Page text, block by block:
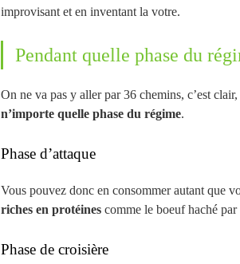
improvisant et en inventant la votre.
Pendant quelle phase du
On ne va pas y aller par 36 chemins, c’est
n’importe quelle phase du régime.
Phase d’attaque
Vous pouvez donc en consommer autant que
riches en protéines comme le boeuf haché par
Phase de croisière